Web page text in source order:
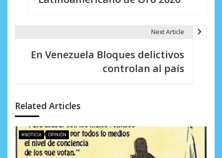
ó
n
d
Next Article
En Venezuela Bloques delictivos
controlan al país
Related Articles
#NOTICIA OPINIÓN